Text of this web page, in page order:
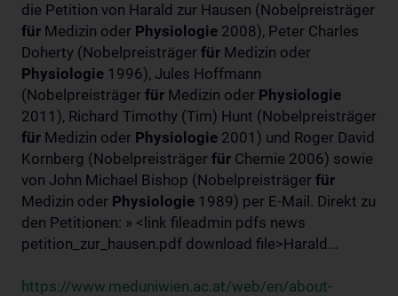
die Petition von Harald zur Hausen (Nobelpreisträger
für Medizin oder Physiologie 2008), Peter Charles
Doherty (Nobelpreisträger für Medizin oder
Physiologie 1996), Jules Hoffmann
(Nobelpreisträger für Medizin oder Physiologie
2011), Richard Timothy (Tim) Hunt (Nobelpreisträger
für Medizin oder Physiologie 2001) und Roger David
Kornberg (Nobelpreisträger für Chemie 2006) sowie
von John Michael Bishop (Nobelpreisträger für
Medizin oder Physiologie 1989) per E-Mail. Direkt zu
den Petitionen: » <link fileadmin pdfs news
petition_zur_hausen.pdf download file>Harald...
https://www.meduniwien.ac.at/web/en/about-